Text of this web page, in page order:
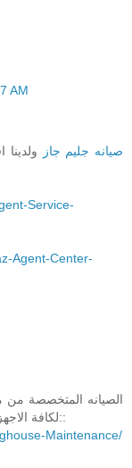
AM
صيانه جليم جاز
Service-
Agent-Center-
الصيانه المتخصصة من
لكافة الاجهز باحدث الاساليب وافضل الاسعار و موقعنا::
Maintenance/